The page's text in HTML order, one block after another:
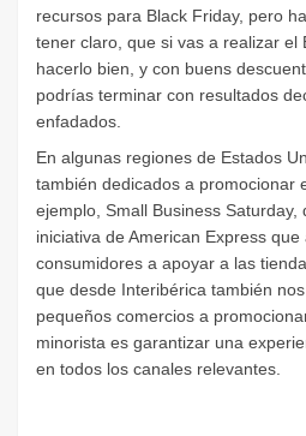
recursos para Black Friday, pero
tener claro, que si vas a realizar el
hacerlo bien, y con buens
podrías terminar con resultados
enfadados.
En algunas regiones de Estados
también dedicados a promocionar
ejemplo, Small Business Saturday,
iniciativa de American Express
consumidores a apoyar a las
que desde Interibérica también
pequeños comercios a
minorista es garantizar una
en todos los canales relevantes.